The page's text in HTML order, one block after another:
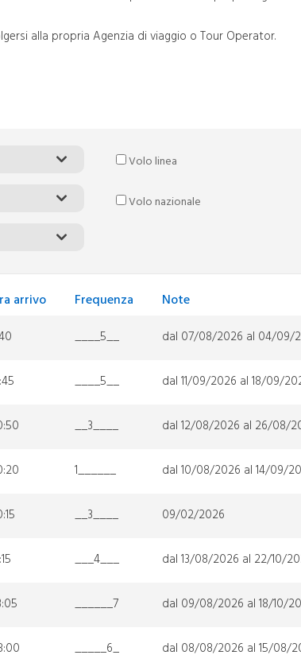
alla propria Agenzia di viaggio o Tour Operator.
Volo linea
Volo nazionale
arrivo Frequenza Note
____5__
dal 07/08/2026 al 04/09/
____5__
dal 11/09/2026 al 18/09/
__3____
dal 12/08/2026 al 26/08/
1______
dal 10/08/2026 al 14/09/
__3____
09/02/2026
___4___
dal 13/08/2026 al 22/10/
______7
dal 09/08/2026 al 18/10/
_____6_
dal 08/08/2026 al 15/08/